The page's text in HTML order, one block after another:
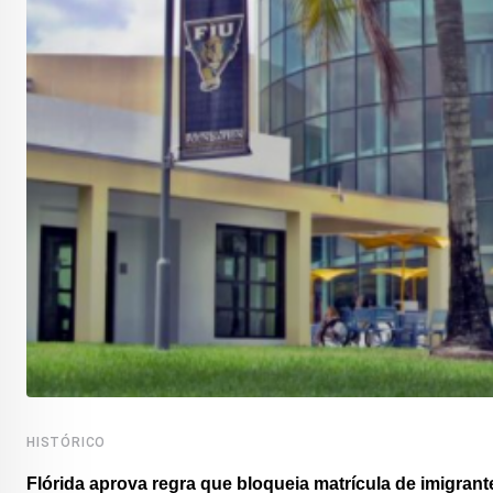
HISTÓRICO
Flórida aprova regra que bloqueia matrícula de